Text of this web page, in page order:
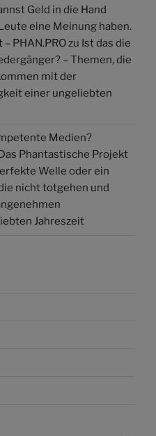
Geld in die Hand
eine Meinung haben.
PHAN.PROzu Ist das die
– Themen, die
mit der
einer ungeliebten
Medien?
Phantastische Projekt
Welle oder ein
nicht totgehen und
Jahreszeit